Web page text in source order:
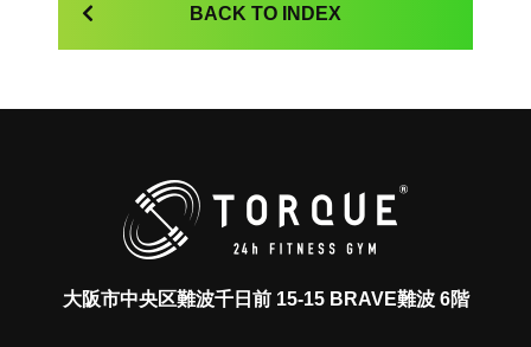
BACK TO INDEX
大阪市中央区難波千日前 15-15 BRAVE難波 6階